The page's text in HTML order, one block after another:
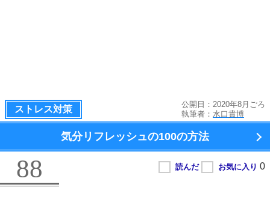
ストレス対策
公開日：2020年8月ごろ
執筆者： 水口貴博
気分リフレッシュの100の方法
88